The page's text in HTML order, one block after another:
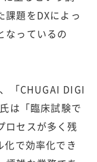
課題をDXによっ
なっているの
「CHUGAI DIGI
は「臨床試験で
ロセスが多く残
化で効率化でき